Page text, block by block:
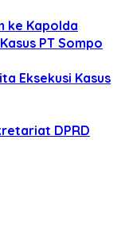
ke Kapolda
PT Sompo
Eksekusi Kasus
DPRD